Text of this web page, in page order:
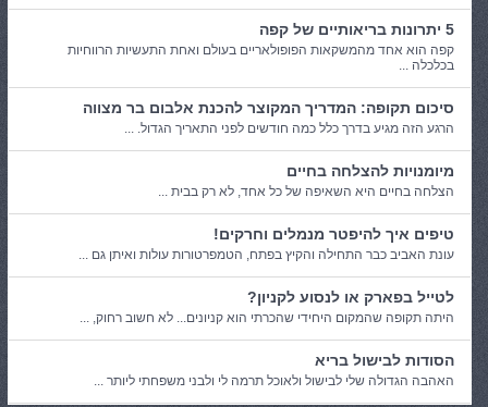
5 יתרונות בריאותיים של קפה
קפה הוא אחד מהמשקאות הפופולאריים בעולם ואחת התעשיות הרווחיות
בכלכלה ...
סיכום תקופה: המדריך המקוצר להכנת אלבום בר מצווה
הרגע הזה מגיע בדרך כלל כמה חודשים לפני התאריך הגדול. ...
מיומנויות להצלחה בחיים
הצלחה בחיים היא השאיפה של כל אחד, לא רק בבית ...
טיפים איך להיפטר מנמלים וחרקים!
עונת האביב כבר התחילה והקיץ בפתח, הטמפרטורות עולות ואיתן גם ...
לטייל בפארק או לנסוע לקניון?
היתה תקופה שהמקום היחידי שהכרתי הוא קניונים... לא חשוב רחוק, ...
הסודות לבישול בריא
האהבה הגדולה שלי לבישול ולאוכל תרמה לי ולבני משפחתי ליותר ...